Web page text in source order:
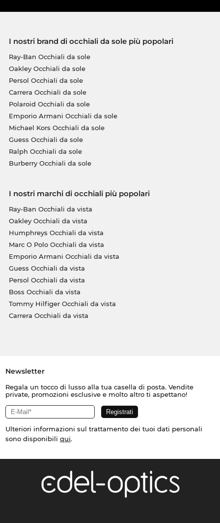
I nostri brand di occhiali da sole più popolari
Ray-Ban Occhiali da sole
Oakley Occhiali da sole
Persol Occhiali da sole
Carrera Occhiali da sole
Polaroid Occhiali da sole
Emporio Armani Occhiali da sole
Michael Kors Occhiali da sole
Guess Occhiali da sole
Ralph Occhiali da sole
Burberry Occhiali da sole
I nostri marchi di occhiali più popolari
Ray-Ban Occhiali da vista
Oakley Occhiali da vista
Humphreys Occhiali da vista
Marc O Polo Occhiali da vista
Emporio Armani Occhiali da vista
Guess Occhiali da vista
Persol Occhiali da vista
Boss Occhiali da vista
Tommy Hilfiger Occhiali da vista
Carrera Occhiali da vista
Newsletter
Regala un tocco di lusso alla tua casella di posta. Vendite
private, promozioni esclusive e molto altro ti aspettano!
Ulteriori informazioni sul trattamento dei tuoi dati personali
sono disponibili qui.